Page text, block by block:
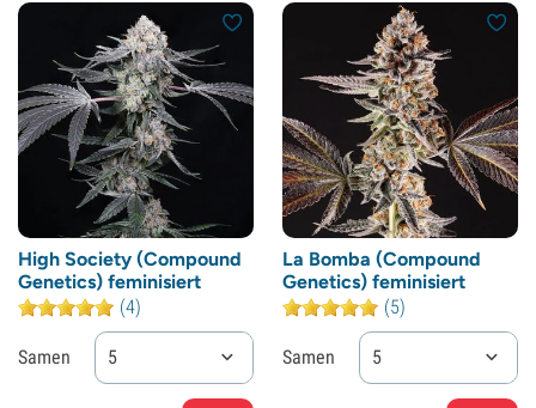
High Society (Compound
Genetics) feminisiert
(4)
Samen 5
La Bomba (Compound
Genetics) feminisiert
(5)
Samen 5